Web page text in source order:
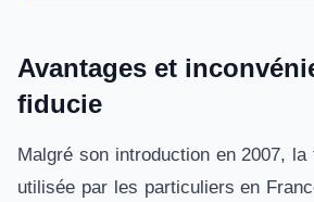
Avantages et
fiducie
Malgré son introduction en 2007,
utilisée par les particuliers en